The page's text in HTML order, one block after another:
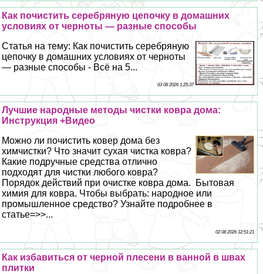
Как почистить серебряную цепочку в домашних
условиях от черноты — разные способы
Статья на тему: Как почистить серебряную
цепочку в домашних условиях от черноты
— разные способы - Всё на 5...
03 08 2026 1:25:37
Лучшие народные методы чистки ковра дома:
Инструкция +Видео
Можно ли почистить ковер дома без
химчистки? Что значит сухая чистка ковра?
Какие подручные средства отлично
подходят для чистки любого ковра?
Порядок действий при очистке ковра дома. Бытовая
химия для ковра. Чтобы выбрать: народное или
промышленное средство? Узнайте подробнее в
статье=>>...
02 08 2026 12:51:21
Как избавиться от черной плесени в ванной в швах
плитки